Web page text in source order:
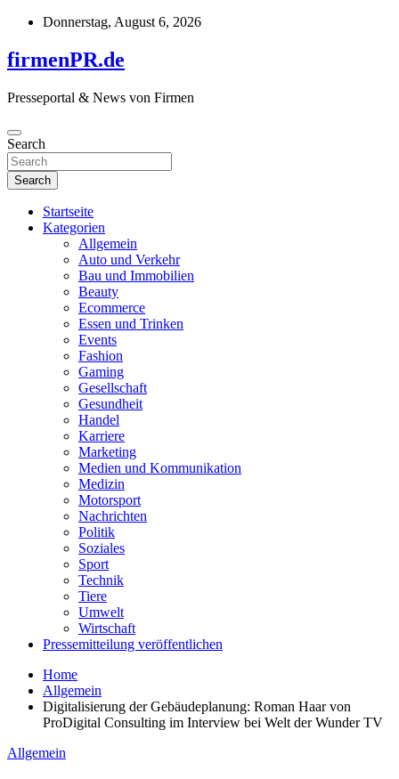
Skip
content
Donnerstag, August 6, 2026
firmenPR.de
Presseportal & News von Firmen
Search
Search
Startseite
Kategorien
Allgemein
Auto und Verkehr
Bau und Immobilien
Beauty
Ecommerce
Essen und Trinken
Events
Fashion
Gaming
Gesellschaft
Gesundheit
Handel
Karriere
Marketing
Medien und Kommunikation
Medizin
Motorsport
Nachrichten
Politik
Soziales
Sport
Technik
Tiere
Umwelt
Wirtschaft
Pressemitteilung veröffentlichen
Home
Allgemein
Digitalisierung der Gebäudeplanung: Roman Haar von
ProDigital Consulting im Interview bei Welt der Wunder TV
Allgemein